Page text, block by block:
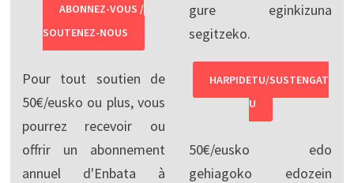
ABONNEZ-VOUS /
SOUTENEZ-NOUS
Pour tout soutien de
50€/eusko ou plus, vous
pourrez recevoir ou
offrir un abonnement
annuel d'Enbata à
gure eginkizuna
segitzeko.
HARPIDETU/SUSTENGAT
U
50€/eusko edo
gehiagoko edozein